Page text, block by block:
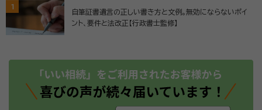
1
自筆証書遺言の正しい書き方と文例。無効にならないポイ
ント、要件と法改正【行政書士監修】